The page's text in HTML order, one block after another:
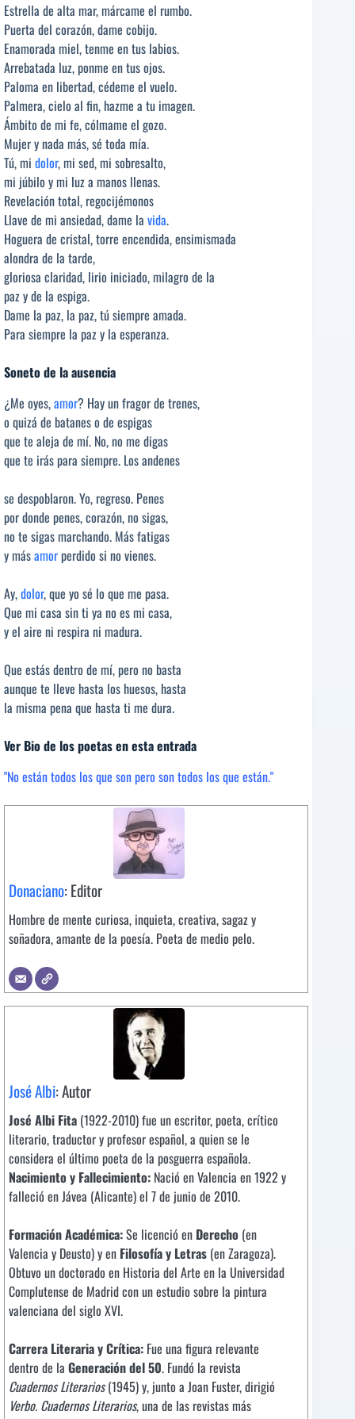
Estrella de alta mar, márcame el rumbo.
Puerta del corazón, dame cobijo.
Enamorada miel, tenme en tus labios.
Arrebatada luz, ponme en tus ojos.
Paloma en libertad, cédeme el vuelo.
Palmera, cielo al fin, hazme a tu imagen.
Ámbito de mi fe, cólmame el gozo.
Mujer y nada más, sé toda mía.
Tú, mi dolor, mi sed, mi sobresalto,
mi júbilo y mi luz a manos llenas.
Revelación total, regocijémonos
Llave de mi ansiedad, dame la vida.
Hoguera de cristal, torre encendida, ensimismada
alondra de la tarde,
gloriosa claridad, lirio iniciado, milagro de la
paz y de la espiga.
Dame la paz, la paz, tú siempre amada.
Para siempre la paz y la esperanza.
Soneto de la ausencia
¿Me oyes,amor? Hay un fragor de trenes,
o quizá de batanes o de espigas
que te aleja de mí. No, no me digas
que te irás para siempre. Los andenes
se despoblaron. Yo, regreso. Penes
por donde penes, corazón, no sigas,
no te sigas marchando. Más fatigas
y másamorperdido si no vienes.
Ay,dolor, que yo sé lo que me pasa.
Que mi casa sin ti ya no es mi casa,
y el aire ni respira ni madura.
Que estás dentro de mí, pero no basta
aunque te lleve hasta los huesos, hasta
la misma pena que hasta ti me dura.
Ver Bio de los poetas en esta entrada
"No están todos los que son pero son todos los que están."
Donaciano: Editor
Hombre de mente curiosa, inquieta, creativa, sagaz y
soñadora, amante de la poesía. Poeta de medio pelo.
José Albi: Autor
José Albi Fita (1922-2010) fue un escritor, poeta, crítico
literario, traductor y profesor español, a quien se le
considera el último poeta de la posguerra española.
Nacimiento y Fallecimiento: Nació en Valencia en 1922 y
falleció en Jávea (Alicante) el 7 de junio de 2010.
Formación Académica:Se licenció en Derecho (en
Valencia y Deusto) y en Filosofía y Letras (en Zaragoza).
Obtuvo un doctorado en Historia del Arte en la Universidad
Complutense de Madrid con un estudio sobre la pintura
valenciana del siglo XVI.
Carrera Literaria y Crítica: Fue una figura relevante
dentro de la Generación del 50. Fundó la revista
Cuadernos Literarios(1945) y, junto a Joan Fuster, dirigió
Verbo. Cuadernos Literarios, una de las revistas más